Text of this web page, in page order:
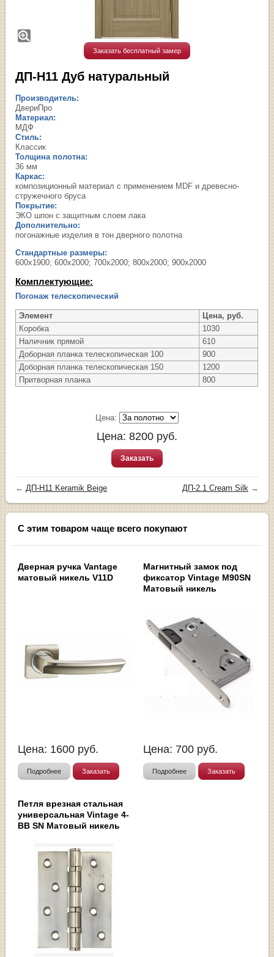
Заказать бесплатный замер
ДП-H11 Дуб натуральный
Производитель:
ДвериПро
Материал:
МДФ
Стиль:
Классик
Толщина полотна:
36 мм
Каркас:
композиционный материал с применением MDF и древесно-
стружечного бруса
Покрытие:
ЭКО шпон с защитным слоем лака
Дополнительно:
погонажные изделия в тон дверного полотна
Стандартные размеры:
600х1900; 600х2000; 700х2000; 800х2000; 900х2000
Комплектующие:
Погонаж телескопический
Элемент
Цена, руб.
Коробка
1030
Наличник прямой
610
Доборная планка телескопическая 100
900
Доборная планка телескопическая 150
1200
Притворная планка
800
Цена:
Цена: 8200 руб.
Заказать
←ДП-H11 Keramik Beige ДП-2.1 Cream Silk→
С этим товаром чаще всего покупают
Дверная ручка Vantage
матовый никель V11D
Цена: 1600 руб.
Подробнее Заказать
Магнитный замок под
фиксатор Vintage M90SN
Матовый никель
Цена: 700 руб.
Подробнее Заказать
Петля врезная стальная
универсальная Vintage 4-
BB SN Матовый никель